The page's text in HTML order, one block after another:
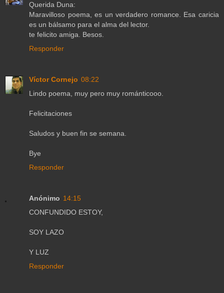
Querida Duna:
Maravilloso poema, es un verdadero romance. Esa caricia
es un bálsamo para el alma del lector.
te felicito amiga. Besos.
Responder
Víctor Cornejo 08:22
Lindo poema, muy pero muy románticooo.
Felicitaciones
Saludos y buen fin se semana.
Bye
Responder
Anónimo 14:15
CONFUNDIDO ESTOY,
SOY LAZO
Y LUZ
Responder